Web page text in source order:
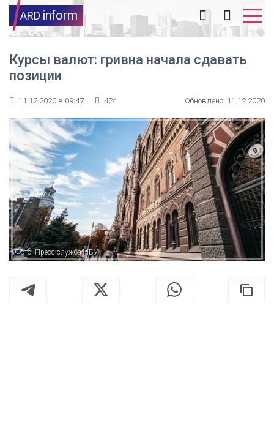
ARD inform
Курсы валют: гривна начала сдавать
позиции
11.12.2020 в 09:47 424 Обновлено: 11.12.2020
Фото: Пресс-служба НБУ